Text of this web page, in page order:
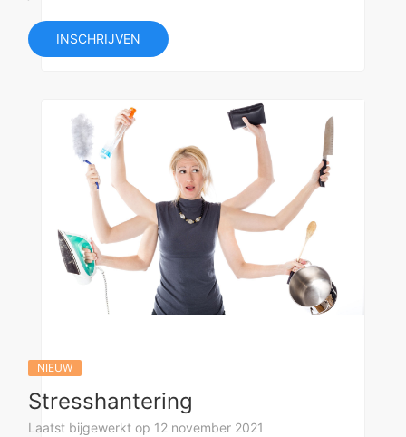
INSCHRIJVEN
NIEUW
Stresshantering
Laatst bijgewerkt op 12 november 2021